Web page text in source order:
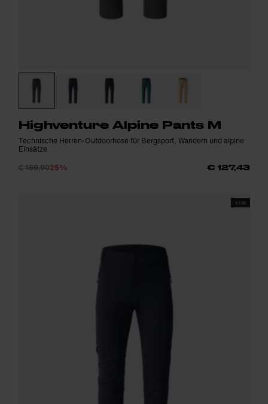
Highventure Alpine Pants M
Technische Herren-Outdoorhose für Bergsport, Wandern und alpine
Einsätze
€ 169,9025% € 127,43
SS26